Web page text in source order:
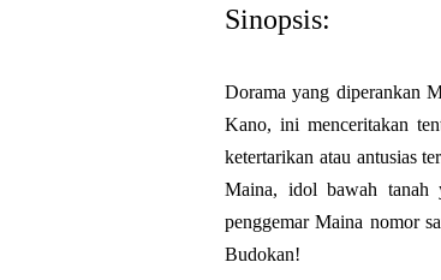
Sinopsis:
Dorama yang diperankan
Kano, ini menceritakan
ketertarikan atau antusias
Maina, idol bawah tanah
penggemar Maina nomor
Budokan!